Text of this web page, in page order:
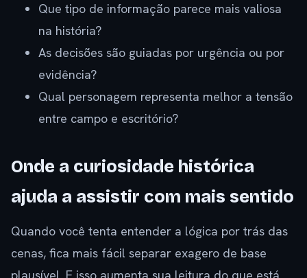
Que tipo de informação parece mais valiosa
na história?
As decisões são guiadas por urgência ou por
evidência?
Qual personagem representa melhor a tensão
entre campo e escritório?
Onde a curiosidade histórica
ajuda a assistir com mais sentido
Quando você tenta entender a lógica por trás das
cenas, fica mais fácil separar exagero de base